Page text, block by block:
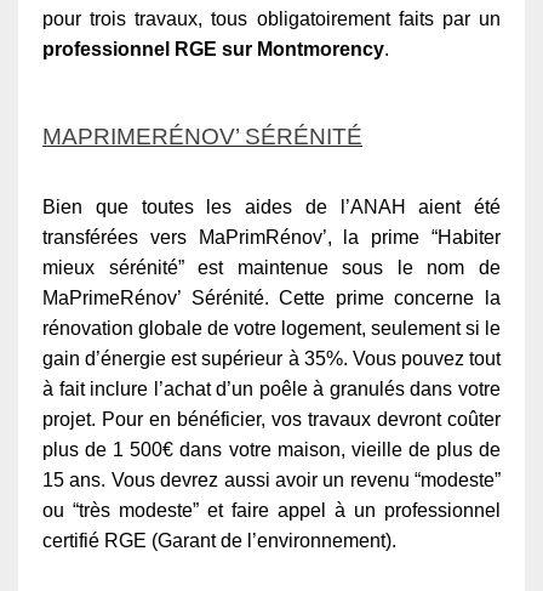
pour trois travaux, tous obligatoirement faits par un
professionnel RGE sur Montmorency.
MAPRIMERÉNOV’ SÉRÉNITÉ
Bien que toutes les aides de l’ANAH aient été
transférées vers MaPrimRénov’, la prime “Habiter
mieux sérénité” est maintenue sous le nom de
MaPrimeRénov’ Sérénité. Cette prime concerne la
rénovation globale de votre logement, seulement si le
gain d’énergie est supérieur à 35%. Vous pouvez tout
à fait inclure l’achat d’un poêle à granulés dans votre
projet. Pour en bénéficier, vos travaux devront coûter
plus de 1 500€ dans votre maison, vieille de plus de
15 ans. Vous devrez aussi avoir un revenu “modeste”
ou “très modeste” et faire appel à un professionnel
certifié RGE (Garant de l’environnement).